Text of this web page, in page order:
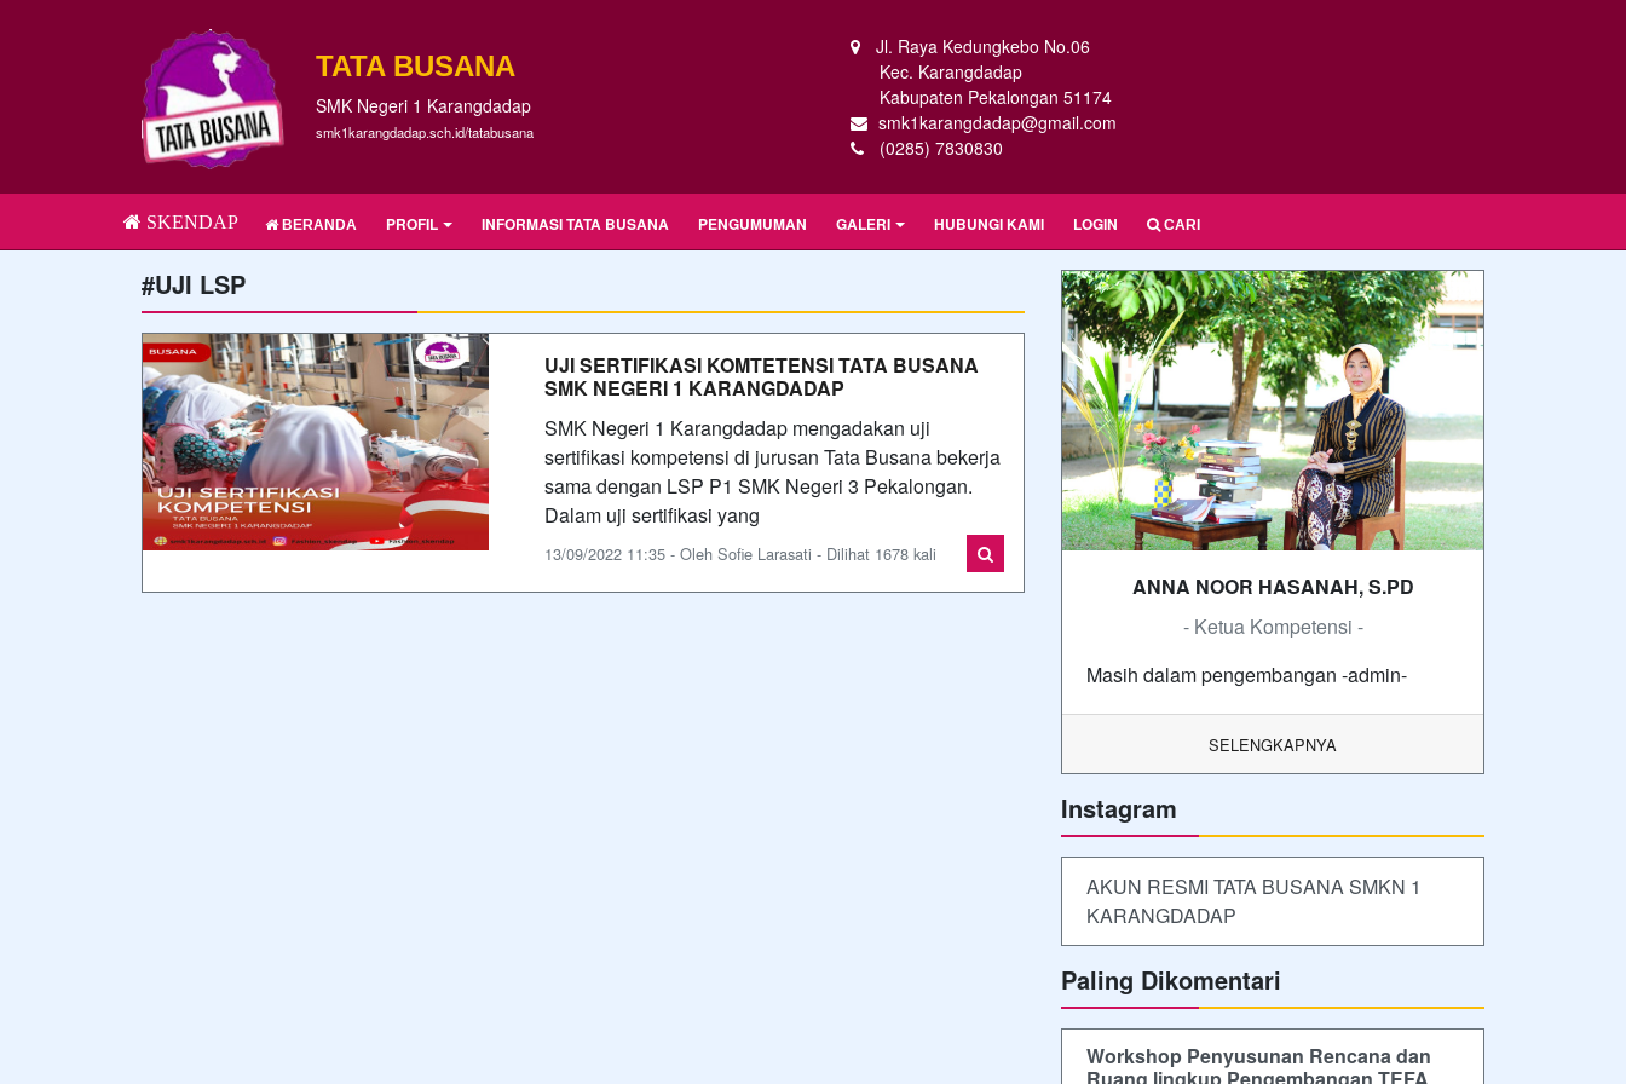
TATA BUSANA
SMK Negeri 1 Karangdadap
smk1karangdadap.sch.id/tatabusana
Jl. Raya Kedungkebo No.06
Kec. Karangdadap
Kabupaten Pekalongan 51174
smk1karangdadap@gmail.com
(0285) 7830830
SKENDAP BERANDA PROFIL INFORMASI TATA BUSANA PENGUMUMAN GALERI HUBUNGI KAMI LOGIN CARI
#UJI LSP
UJI SERTIFIKASI KOMTETENSI TATA BUSANA
SMK NEGERI 1 KARANGDADAP
SMK Negeri 1 Karangdadap mengadakan uji
sertifikasi kompetensi di jurusan Tata Busana bekerja
sama dengan LSP P1 SMK Negeri 3 Pekalongan.
Dalam uji sertifikasi yang
13/09/2022 11:35 - Oleh Sofie Larasati - Dilihat 1678 kali
ANNA NOOR HASANAH, S.PD
- Ketua Kompetensi -
Masih dalam pengembangan -admin-
SELENGKAPNYA
Instagram
AKUN RESMI TATA BUSANA SMKN 1
KARANGDADAP
Paling Dikomentari
Workshop Penyusunan Rencana dan